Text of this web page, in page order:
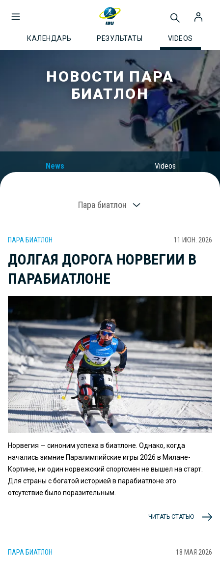
КАЛЕНДАРЬ РЕЗУЛЬТАТЫ VIDEOS
НОВОСТИ ПАРА
БИАТЛОН
News Videos
Пара биатлон
ПАРА БИАТЛОН 11 ИЮН. 2026
ДОЛГАЯ ДОРОГА НОРВЕГИИ В
ПАРАБИАТЛОНЕ
Норвегия — синоним успеха в биатлоне. Однако, когда
начались зимние Паралимпийские игры 2026 в Милане-
Кортине, ни один норвежский спортсмен не вышел на старт.
Для страны с богатой историей в парабиатлоне это
отсутствие было поразительным.
ЧИТАТЬ СТАТЬЮ
ПАРА БИАТЛОН 18 МАЯ 2026